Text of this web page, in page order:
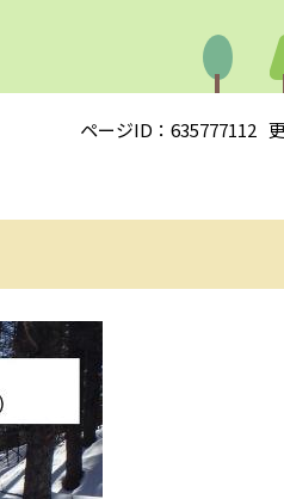
ページID：635777112